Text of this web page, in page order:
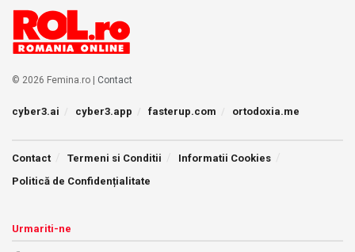
© 2026 Femina.ro | Contact
cyber3.ai cyber3.app fasterup.com ortodoxia.me
Contact Termeni si Conditii
Informatii Cookies
Politică de Confidențialitate
Urmariti-ne